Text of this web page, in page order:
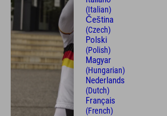
(Italian)
Čeština
(Czech)
Polski
(Polish)
Magyar
(Hungarian)
Nederlands
(Dutch)
Français
(French)